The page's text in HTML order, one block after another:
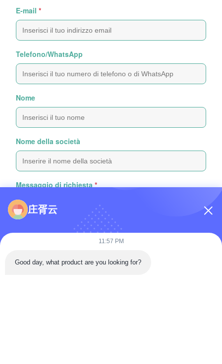
E-mail *
Telefono/WhatsApp
Nome
Nome della società
Messaggio di richiesta *
Attachare file
庄胥云
11:57 PM
Good day, what product are you looking for?